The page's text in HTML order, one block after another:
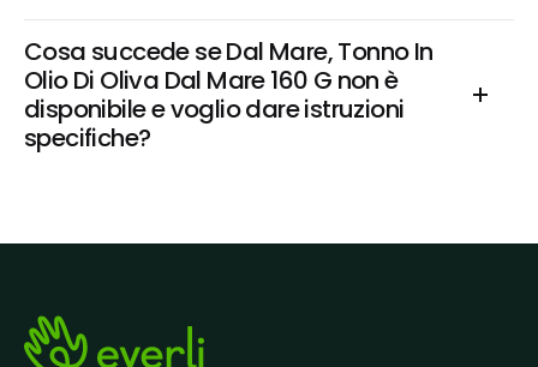
Cosa succede se Dal Mare, Tonno In
Olio Di Oliva Dal Mare 160 G non è
disponibile e voglio dare istruzioni
specifiche?